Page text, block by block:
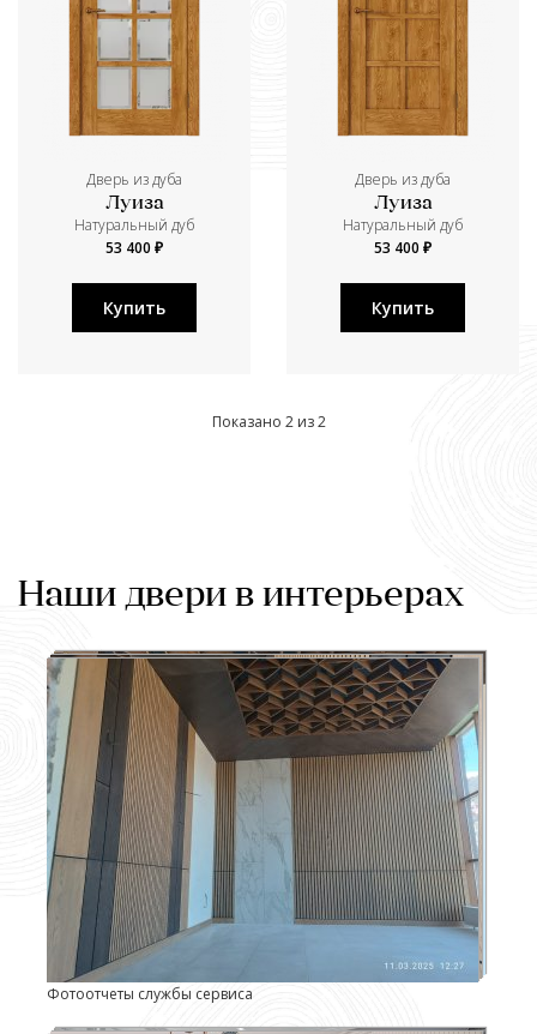
Дверь из дуба
Луиза
Натуральный дуб
53 400 ₽
Купить
Дверь из дуба
Луиза
Натуральный дуб
53 400 ₽
Купить
Показано 2 из 2
Наши двери в интерьерах
Фотоотчеты службы сервиса